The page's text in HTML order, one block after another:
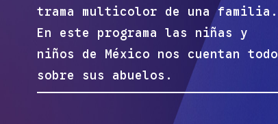
trama multicolor de una familia.
En este programa las niñas y
niños de México nos cuentan todo
sobre sus abuelos.